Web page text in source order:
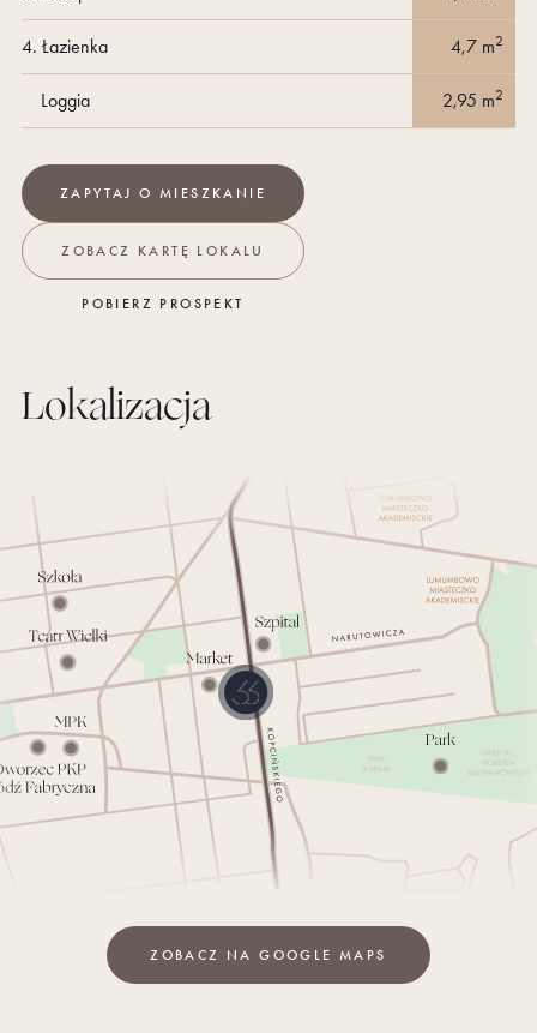
4. Łazienka 4,7 m2
Loggia 2,95 m2
ZAPYTAJ O MIESZKANIE
ZOBACZ KARTĘ LOKALU
POBIERZ PROSPEKT
Lokalizacja
ZOBACZ NA GOOGLE MAPS